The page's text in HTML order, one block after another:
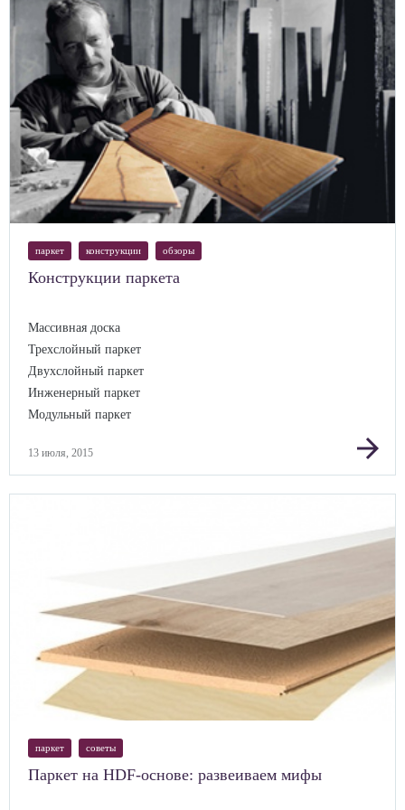
паркет конструкции обзоры
Конструкции паркета
Массивная доска
Трехслойный паркет
Двухслойный паркет
Инженерный паркет
Модульный паркет
13 июля, 2015 arrow_forward
паркет советы
Паркет на HDF-основе: развеиваем мифы